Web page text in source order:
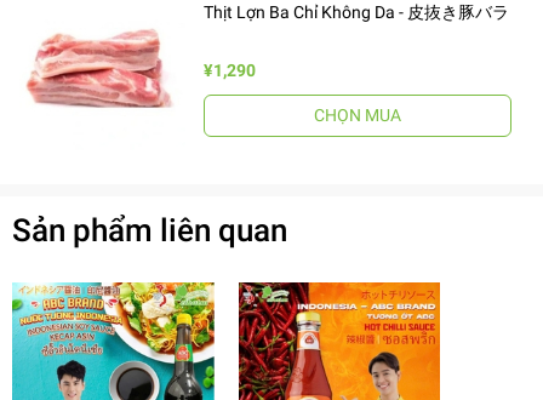
Thịt Lợn Ba Chỉ Không Da - 皮抜き豚バラ
¥1,290
CHỌN MUA
Sản phẩm liên quan